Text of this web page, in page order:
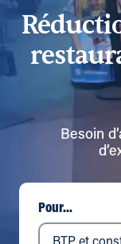
Besoin
Pour...